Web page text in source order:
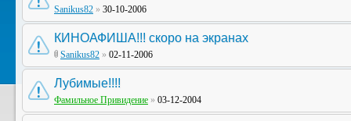
Sanikus82 » 30-10-2006
КИНОАФИША!!! скоро на экранах
Sanikus82 » 02-11-2006
Лубимые!!!!
Фамильное Привидение » 03-12-2004